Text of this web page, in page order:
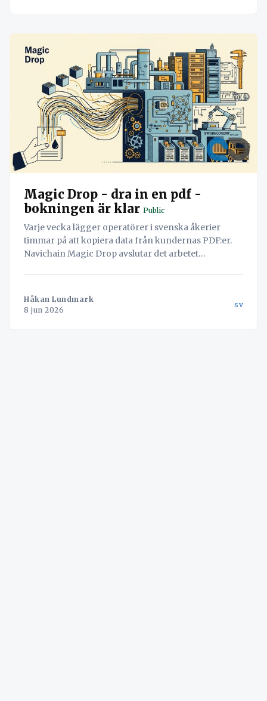
Magic Drop - dra in en pdf -
bokningen är klar Public
Varje vecka lägger operatörer i svenska åkerier
timmar på att kopiera data från kundernas PDF:er.
Navichain Magic Drop avslutar det arbetet
Håkan Lundmark
8 jun 2026
sv